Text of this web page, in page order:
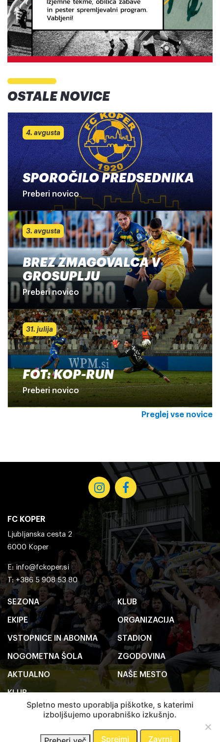
OSTALE NOVICE
4. avgusta
SPOROČILO PREDSEDNIKA
Preberi novico
3. avgusta
BREZ ZMAGOVALCA V
GROSUPLJU
Preberi novico
31. julija
FOT: KOP-RUN
Preberi novico
Preglej vse novice
SEZONA
EKIPE
VSTOPNICE IN ABONMA
NOGOMETNA ŠOLA
AKTUALNO
KLUB
KLUB
ORGANIZACIJA
STADION
ZGODOVINA
NAŠE MESTO
FC KOPER
Ljubljanska cesta 2
6000 Koper
E: info@fckoper.si
T: +386 5 908 53 80
2020 FC Koper
Pravno obvestilo
Spletno mesto uporablja piškotke, s katerimi
izboljšujemo uporabniško izkušnjo.
Sprejmi Zavrni